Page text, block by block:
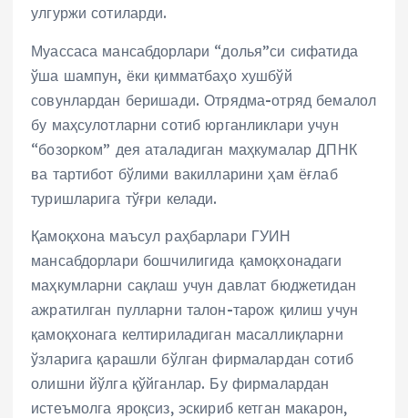
улгуржи сотиларди.
Муассаса мансабдорлари “долья”си сифатида
ўша шампун, ёки қимматбаҳо хушбўй
совунлардан беришади. Отрядма-отряд бемалол
бу маҳсулотларни сотиб юрганликлари учун
“бозорком” дея аталадиган маҳкумалар ДПНК
ва тартибот бўлими вакилларини ҳам ёғлаб
туришларига тўғри келади.
Қамоқхона маъсул раҳбарлари ГУИН
мансабдорлари бошчилигида қамоқхонадаги
маҳкумларни сақлаш учун давлат бюджетидан
ажратилган пулларни талон-тарож қилиш учун
қамоқхонага келтириладиган масаллиқларни
ўзларига қарашли бўлган фирмалардан сотиб
олишни йўлга қўйганлар. Бу фирмалардан
истеъмолга яроқсиз, эскириб кетган макарон,